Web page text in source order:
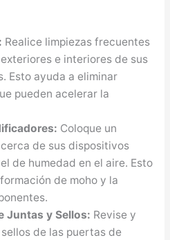
Realice limpiezas frecuentes
e interiores de sus
Esto ayuda a eliminar
pueden acelerar la
Coloque un
de sus dispositivos
de humedad en el aire. Esto
de moho y la
Juntas y Sellos: Revise y
de las puertas de